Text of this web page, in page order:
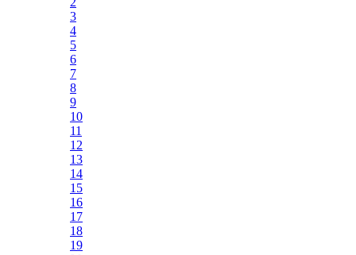
3
4
5
6
7
8
9
10
11
12
13
14
15
16
17
18
19